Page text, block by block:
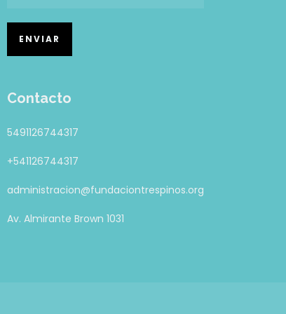
Contacto
5491126744317
+541126744317
administracion@fundaciontrespinos.org
Av. Almirante Brown 1031